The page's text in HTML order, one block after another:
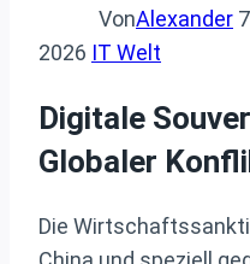
VonAlexander
2026 IT Welt
Digitale
Globaler
Die